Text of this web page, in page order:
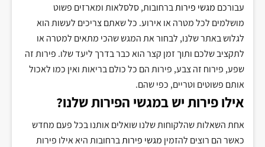
עבורכם מגשי פירותברחובות,סלסלאות ומארזים פשוט
מושלמים לכל מטרה או אירוע. כל שאתם צריכים לעשות הוא
לגלוש באתר שלנו, לבחור את המגש שהכי מתאים למטרה או
לתקציב שלכם ותוך זמן קצר הוא כבר בדרך ליעד שלו. פירות זה
שפע, פירוח זה צבע, פירות הם כל כולם בריאות ואין כמו לאכול
אותם פשוטים וטריים, כפי שהם.
אילו פירות יש במגשי הפירות שלנו?
אחת השאלות שהלקוחות שלנו שואלים אותנו בכל פעם מחדש
כאשר הם רוצים להזמין מגשי פירותברחובות היא אילו פירות